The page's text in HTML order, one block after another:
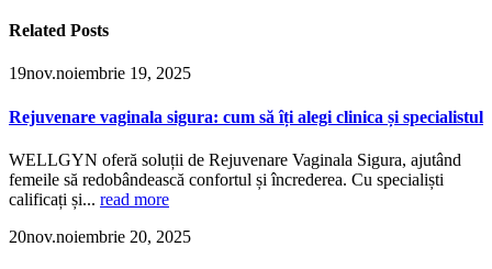
Related Posts
19nov.noiembrie 19, 2025
Rejuvenare vaginala sigura: cum să îți alegi clinica și specialistul
WELLGYN oferă soluții de Rejuvenare Vaginala Sigura, ajutând
femeile să redobândească confortul și încrederea. Cu specialiști
calificați și... read more
20nov.noiembrie 20, 2025